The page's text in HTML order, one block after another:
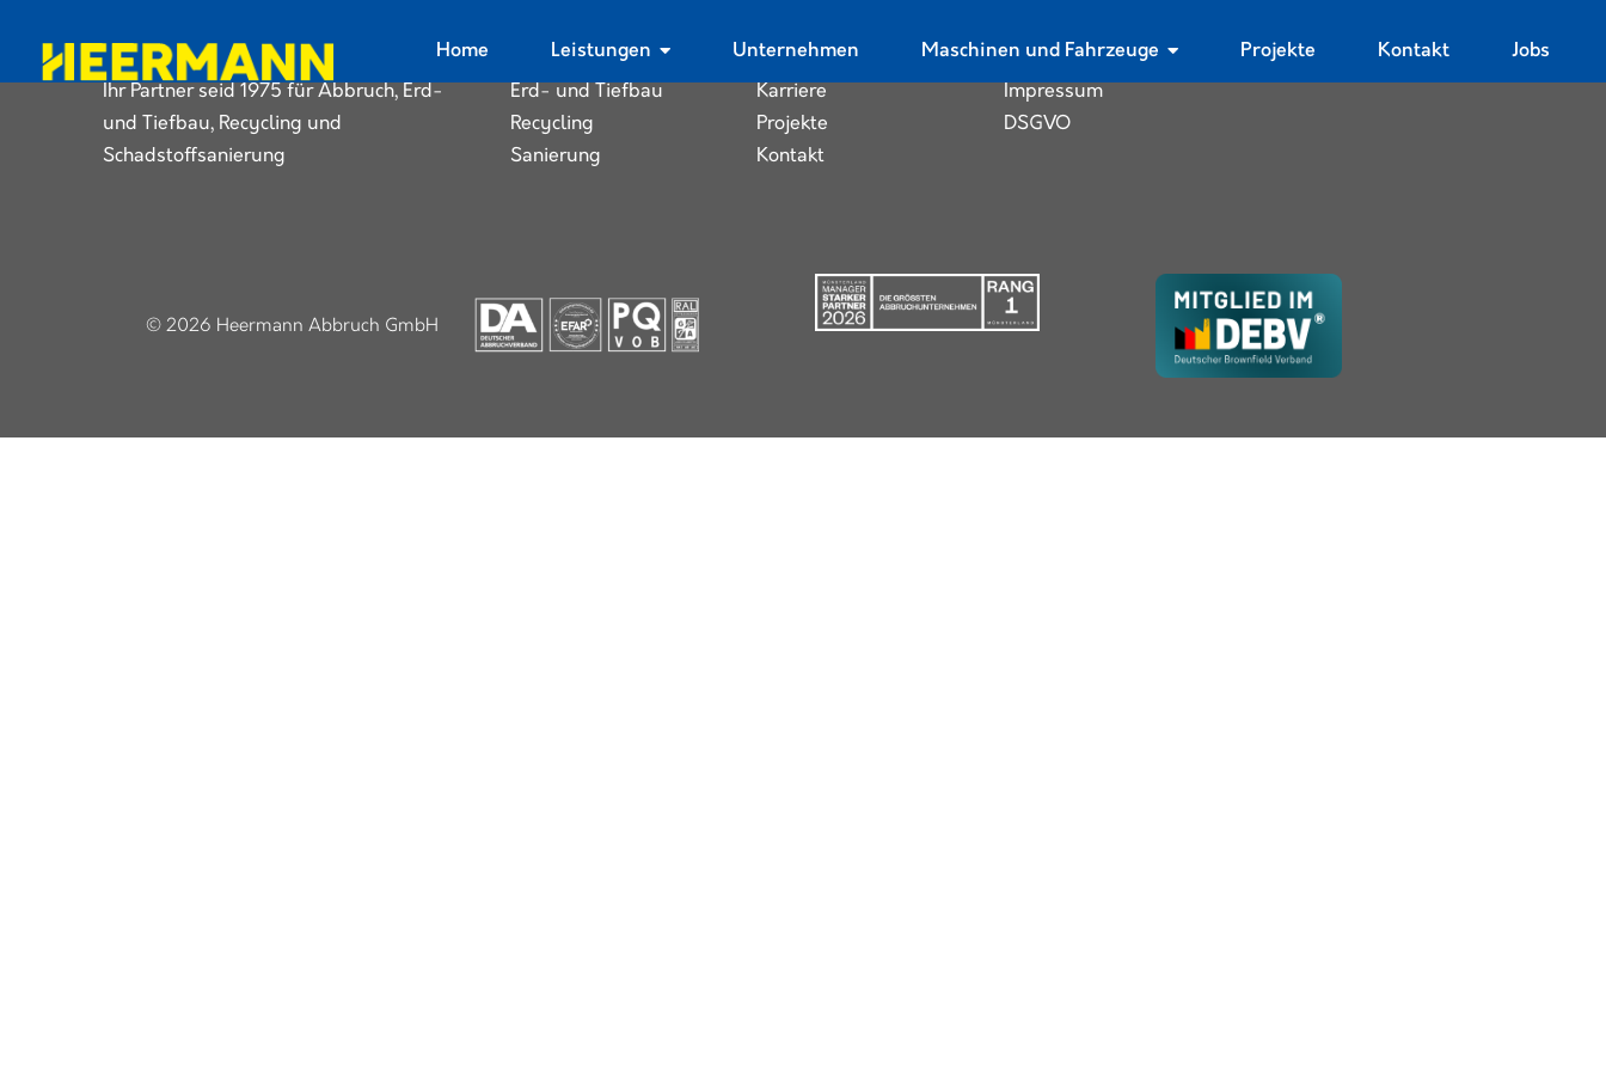
Home Leistungen Unternehmen Maschinen und Fahrzeuge Projekte Kontakt Jobs
Familiengeführt in dritter Generation.
Ihr Partner seid 1975 für Abbruch, Erd-
und Tiefbau, Recycling und
Schadstoffsanierung
Leistungen
Abbruch
Erd- und Tiefbau
Recycling
Sanierung
Unternehmen
Über uns
Karriere
Projekte
Kontakt
Rechtliches
Datenschutz
Impressum
DSGVO
© 2026 Heermann Abbruch GmbH